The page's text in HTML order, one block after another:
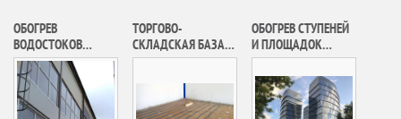
ОБОГРЕВ
ВОДОСТОКОВ
ЭНЕРГОЦЕНТРА
ЖИЛОГО
КОМПЛЕКСА
«ЛУКИНО-ВАРИНО»
ТОРГОВО-
СКЛАДСКАЯ БАЗА
ХРАНЕНИЯ
ОБОГРЕВ СТУПЕНЕЙ
И ПЛОЩАДОК
БИЗНЕС-ЦЕНТРА
«ЛОТОС»